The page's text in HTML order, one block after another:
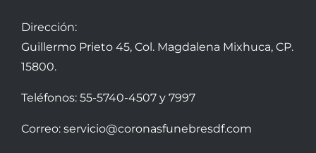
Dirección:
Guillermo Prieto 45, Col. Magdalena Mixhuca, CP.
15800.
Teléfonos: 55-5740-4507y 7997
Correo: servicio@coronasfunebresdf.com